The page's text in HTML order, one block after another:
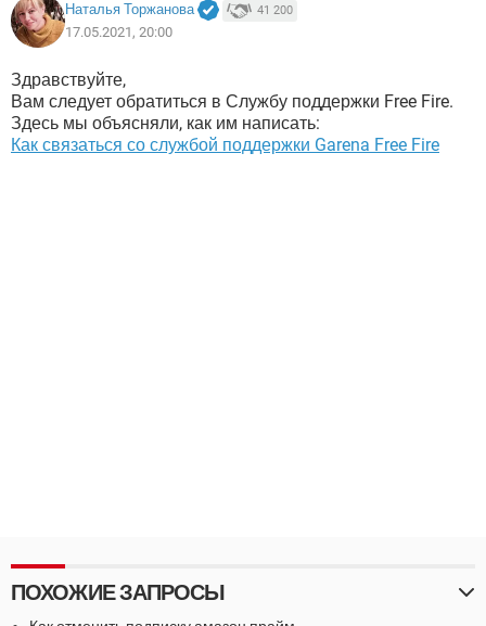
Наталья Торжанова 41 200
17.05.2021, 20:00
Здравствуйте,
Вам следует обратиться в Службу поддержки Free Fire.
Здесь мы объясняли, как им написать:
Как связаться со службой поддержки Garena Free Fire
ПОХОЖИЕ ЗАПРОСЫ